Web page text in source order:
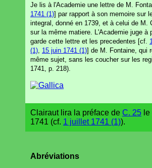
Je lis à l'Academie une lettre de M.
1741 (1)] par rapport à son memoire sur
integral, donné en 1739, et à celui de M.
sur la même matiere. L'Academie juge à
garde cette lettre et les precedentes [cf.
(1) 15 juin 1741 (1)] de M. Fontaine, qui
même sujet, sans les coucher sur les
1741, p. 218).
Clairaut lira la préface de C. 25
1741 (cf. 1 juillet 1741 (1)).
Abréviations